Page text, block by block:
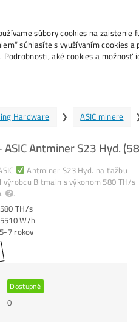
Antminer S23
Domov ❯
Ťažba Bitcoinu –
kryptomeny Bitcoin od
a spotrebou 5510 W/h.
r. o., IČO 53804996,
na tlačidlo